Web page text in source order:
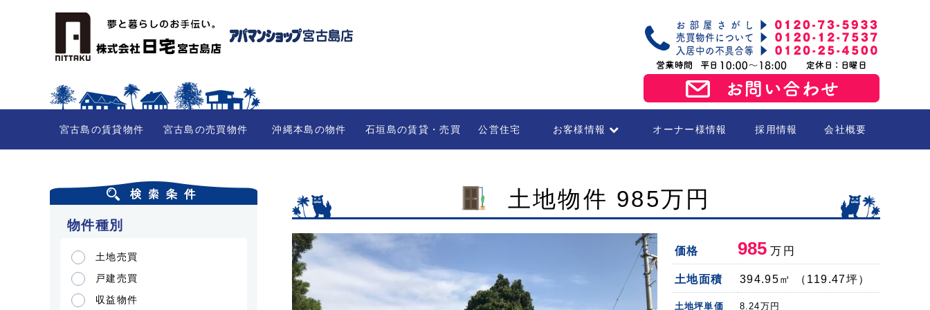
宮古島の賃貸物件 宮古島の売買物件 沖縄本島の物件 石垣島の賃貸・売買 公営住宅 お客様情報 オーナー様情報 採用情報 会社概要
土地物件 985万円
価格 985 万円
土地面積 394.95㎡ （119.47坪）
土地坪単価 8.24万円
物件種別
土地売買
戸建売買
収益物件